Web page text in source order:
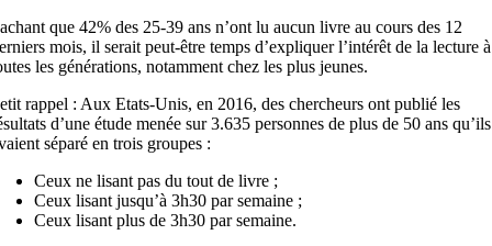
que 42% des 25-39 ans n’ont lu aucun livre au cours des 12
mois, il serait peut-être temps d’expliquer l’intérêt de la lecture à
les générations, notamment chez les plus jeunes.
rappel : Aux Etats-Unis, en 2016, des chercheurs ont publié les
d’une étude menée sur 3.635 personnes de plus de 50 ans qu’ils
séparé en trois groupes :
Ceux ne lisant pas du tout de livre ;
Ceux lisant jusqu’à 3h30 par semaine ;
Ceux lisant plus de 3h30 par semaine.